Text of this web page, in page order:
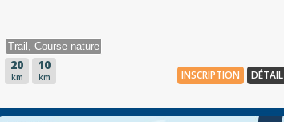
Trail, Course nature
20
km
10
km INSCRIPTION DÉTAIL